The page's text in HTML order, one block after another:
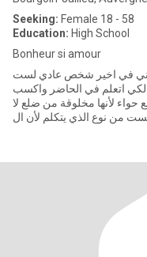
Seeking: Female 18 - 58
Education: High School
Bonheur si amour
في اخير شخص عادي لست
اتعلم في الحاضر واكسب
حواء لأنها مخلوقة من ضلع لا
من نوع الذي يتكلم لأن ال